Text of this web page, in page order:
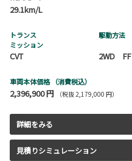
29.1km/L
トランス
ミッション
CVT
駆動方法
2WD FF
車両本体価格 （消費税込）
2,396,900 円 （税抜 2,179,000 円）
詳細をみる
見積りシミュレーション